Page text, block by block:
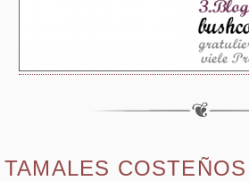
TAMALES COSTEÑOS